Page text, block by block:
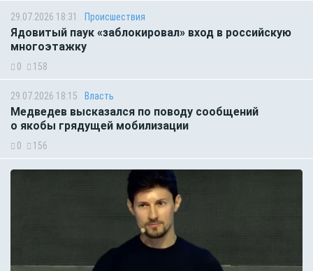
29.07.2026 18:31 Происшествия
Ядовитый паук «заблокировал» вход в российскую
многоэтажку
0 158
29.07.2026 18:15 Власть
Медведев высказался по поводу сообщений
о якобы грядущей мобилизации
0 156